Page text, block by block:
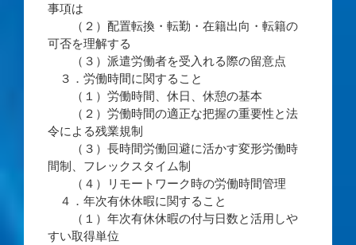
事項は
（２）配置転換・転勤・在籍出向・転籍の
可否を理解する
（３）派遣労働者を受入れる際の留意点
３．労働時間に関すること
（１）労働時間、休日、休憩の基本
（２）労働時間の適正な把握の重要性と法
令による残業規制
（３）長時間労働回避に活かす変形労働時
間制、フレックスタイム制
（４）リモートワーク時の労働時間管理
４．年次有休休暇に関すること
（１）年次有休休暇の付与日数と活用しや
すい取得単位